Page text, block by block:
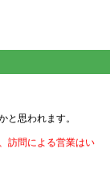
と思われます。
訪問による営業はい